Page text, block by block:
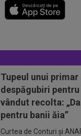
Tupeul unui primar
despăgubiri
vândut recolta:
pentru banii ăia”
Curtea de Conturi și